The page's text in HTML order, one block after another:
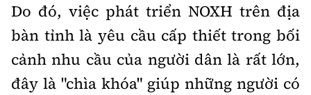
Do đó, việc phát triển NOXH trên địa
bàn tỉnh là yêu cầu cấp thiết trong bối
cảnh nhu cầu của người dân là rất lớn,
đây là "chìa khóa" giúp những người có